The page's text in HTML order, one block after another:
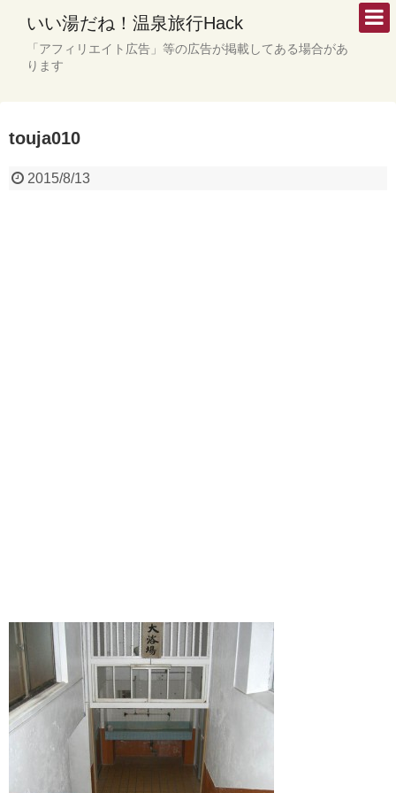
いい湯だね！温泉旅行Hack
「アフィリエイト広告」等の広告が掲載してある場合があ
ります
touja010
2015/8/13